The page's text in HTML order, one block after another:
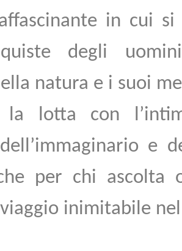
in cui
degli
natura e i suoi
la lotta con
e
per chi ascolta
inimitabile